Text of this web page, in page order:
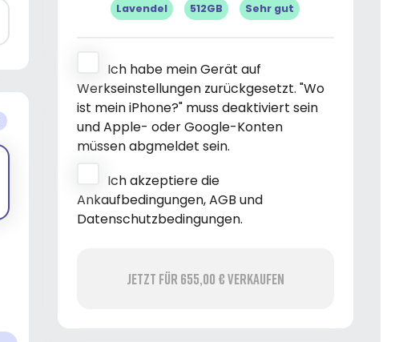
Lavendel 512GB Sehr gut
Ich habe mein Gerät auf
Werkseinstellungen zurückgesetzt. "Wo
ist mein iPhone?" muss deaktiviert sein
und Apple- oder Google-Konten
müssen abgmeldet sein.
Ich akzeptiere die
Ankaufbedingungen, AGB und
Datenschutzbedingungen.
Jetzt für 655,00 € verkaufen